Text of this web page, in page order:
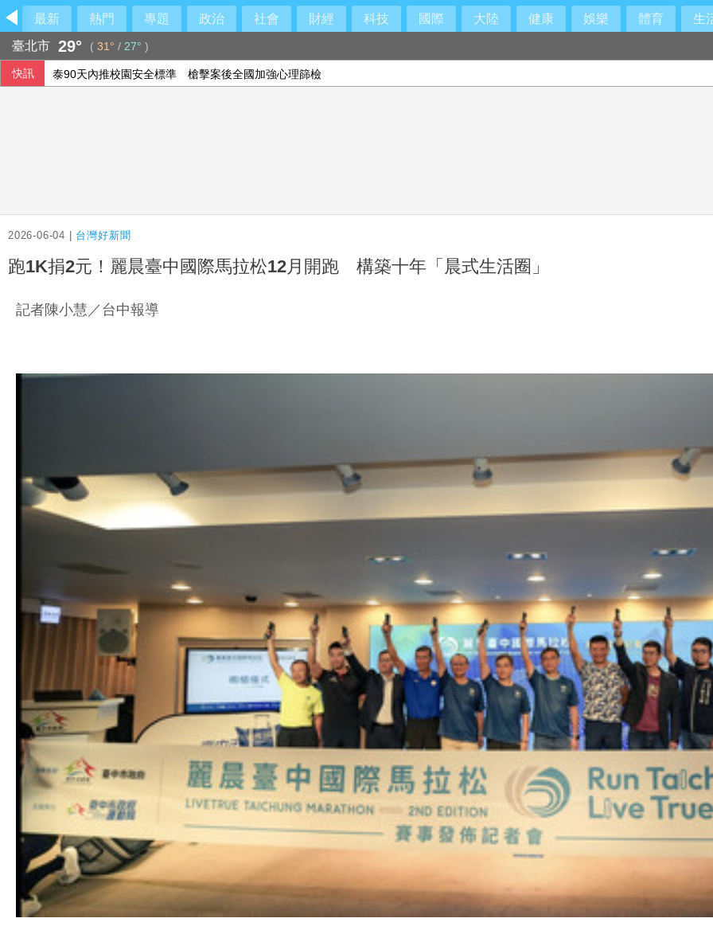
最新 熱門 專題 政治 社會 財經 科技 國際 大陸 健康 娛樂 體育 生
臺北市 29° ( 31° / 27° )
快訊 泰90天內推校園安全標準 槍擊案後全國加強心理篩檢
2026-06-04 | 台灣好新聞
跑1K捐2元！麗晨臺中國際馬拉松12月開跑 構築十年「晨式生活圈」
記者陳小慧／台中報導